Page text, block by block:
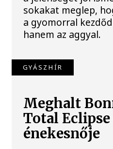
sokakat meglep,
a gyomorral
hanem az aggyal.
GYÁSZHÍR
Meghalt
Total
énekesnője